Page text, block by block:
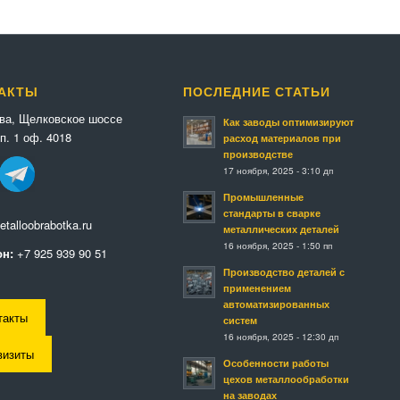
Щелковское шоссе
1 оф. 4018
+7 925 939 90 51
ПОСЛЕДНИЕ СТАТЬИ
Как заводы оптимизируют
расход материалов при
производстве
17 ноября, 2025 - 3:10 дп
Промышленные
стандарты в сварке
металлических деталей
16 ноября, 2025 - 1:50 пп
Производство деталей с
применением
автоматизированных
систем
16 ноября, 2025 - 12:30 дп
Особенности работы
цехов металлообработки
на заводах